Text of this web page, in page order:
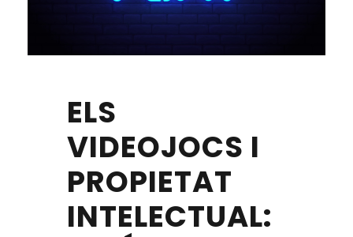
ELS
VIDEOJOCS I
PROPIETAT
INTELECTUAL: